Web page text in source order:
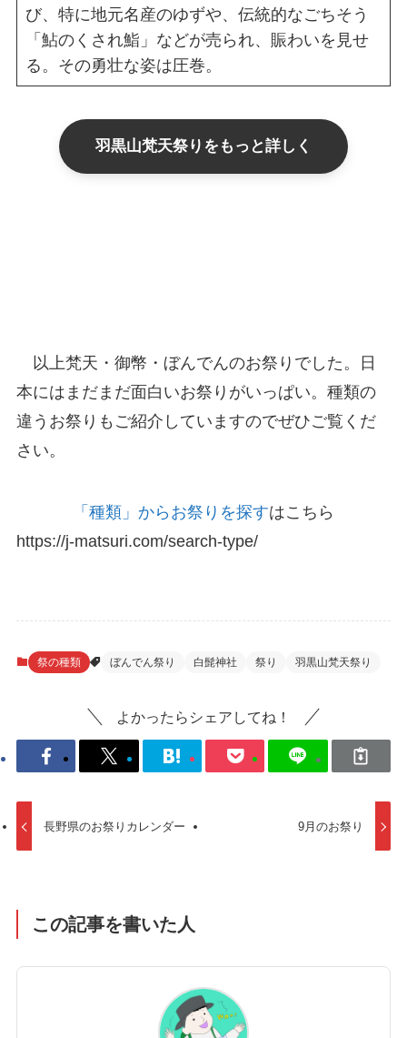
び、特に地元名産のゆずや、伝統的なごちそう
「鮎のくされ鮨」などが売られ、賑わいを見せ
る。その勇壮な姿は圧巻。
羽黒山梵天祭りをもっと詳しく
以上梵天・御幣・ぼんでんのお祭りでした。日
本にはまだまだ面白いお祭りがいっぱい。種類の
違うお祭りもご紹介していますのでぜひご覧くだ
さい。
「種類」からお祭りを探すはこちら
https://j-matsuri.com/search-type/
祭の種類 ぼんでん祭り 白髭神社 祭り 羽黒山梵天祭り
よかったらシェアしてね！
長野県のお祭りカレンダー 9月のお祭り
この記事を書いた人